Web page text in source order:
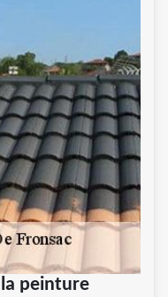
peinture